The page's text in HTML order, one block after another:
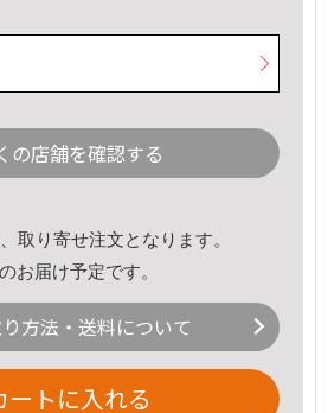
の店舗を確認する
取り寄せ注文となります。
お届け予定です。
方法・送料について
ートに入れる